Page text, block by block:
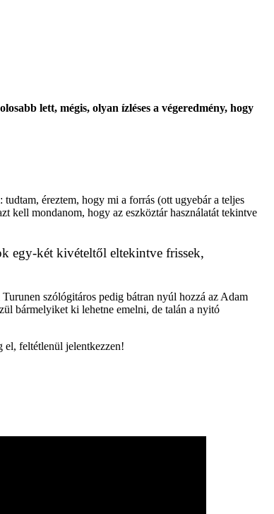
lett, mégis, olyan ízléses a végeredmény, hogy
tudtam, éreztem, hogy mi a forrás (ott ugyebár a teljes
kell mondanom, hogy az eszköztár használatát tekintve
egy-két kivételtől eltekintve frissek,
szólógitáros pedig bátran nyúl hozzá az Adam
bármelyiket ki lehetne emelni, de talán a nyitó
el, feltétlenül jelentkezzen!